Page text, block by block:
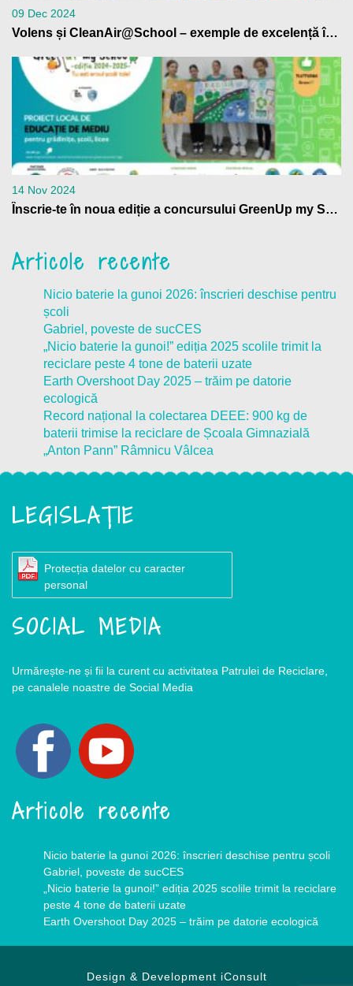
09 Dec 2024
Volens și CleanAir@School – exemple de excelență în educația climatică, la Bruxelles
14 Nov 2024
Înscrie-te în noua ediție a concursului GreenUp my School
Articole recente
Nicio baterie la gunoi 2026: înscrieri deschise pentru
școli
Gabriel, poveste de sucCES
„Nicio baterie la gunoi!” ediția 2025 scolile trimit la
reciclare peste 4 tone de baterii uzate
Earth Overshoot Day 2025 – trăim pe datorie
ecologică
Record național la colectarea DEEE: 900 kg de
baterii trimise la reciclare de Școala Gimnazială
„Anton Pann” Râmnicu Vâlcea
LEGISLAȚIE
Protecția datelor cu caracter
personal
SOCIAL MEDIA
Urmărește-ne și fii la curent cu activitatea Patrulei de Reciclare,
pe canalele noastre de Social Media
Articole recente
Nicio baterie la gunoi 2026: înscrieri deschise pentru școli
Gabriel, poveste de sucCES
„Nicio baterie la gunoi!” ediția 2025 scolile trimit la reciclare
peste 4 tone de baterii uzate
Earth Overshoot Day 2025 – trăim pe datorie ecologică
Design & Development iConsult